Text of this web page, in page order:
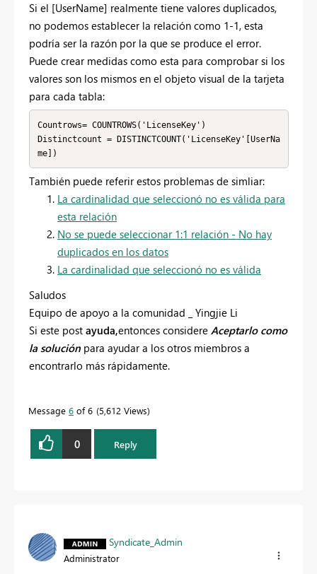
Si el [UserName] realmente tiene valores duplicados,
no podemos establecer la relación como 1-1, esta
podría ser la razón por la que se produce el error.
Puede crear medidas como esta para comprobar si los
valores son los mismos en el objeto visual de la tarjeta
para cada tabla:
Countrows= COUNTROWS('LicenseKey')
Distinctcount = DISTINCTCOUNT('LicenseKey'[UserNa
me])
También puede referir estos problemas de simliar:
La cardinalidad que seleccionó no es válida para
esta relación
No se puede seleccionar 1:1 relación - No hay
duplicados en los datos
La cardinalidad que seleccionó no es válida
Saludos
Equipo de apoyo a la comunidad _ Yingjie Li
Si este post ayuda,entonces considere Aceptarlo como
la solución para ayudar a los otros miembros a
encontrarlo más rápidamente.
Message 6 of 6 5,612 Views
0 Reply
Syndicate_Admin
Administrator